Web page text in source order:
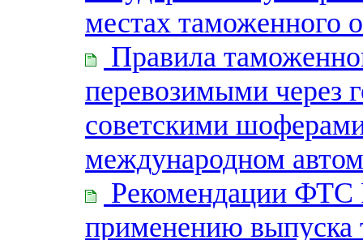
местах таможенного
Правила
перевозимыми через
советскими
международном
Рекомендации ФТС
применению выпуска